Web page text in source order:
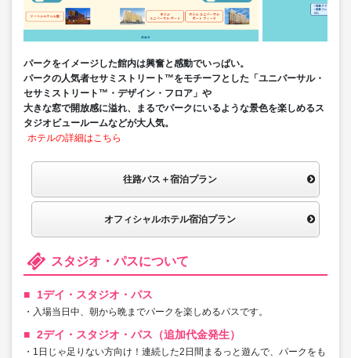
パークをイメージした館内は興奮と感動でいっぱい。
パークの人気者セサミストリート™をモチーフとした「ユニバーサル・
セサミストリート™・デザイン・フロア」や
大きな窓で開放感に溢れ、まるでパークにいるような景色を楽しめるス
タジオビュールームなどが大人気。
ホテルの詳細はこちら
往路バス＋宿泊プラン
オフィシャルホテル宿泊プラン
スタジオ・パスについて
1デイ・スタジオ・パス
・入場当日中、朝から晩までパークを楽しめるパスです。
2デイ・スタジオ・パス（追加代金発生）
・1日じゃ足りない方向け！連続した2日間まるっと遊んで、パークをも